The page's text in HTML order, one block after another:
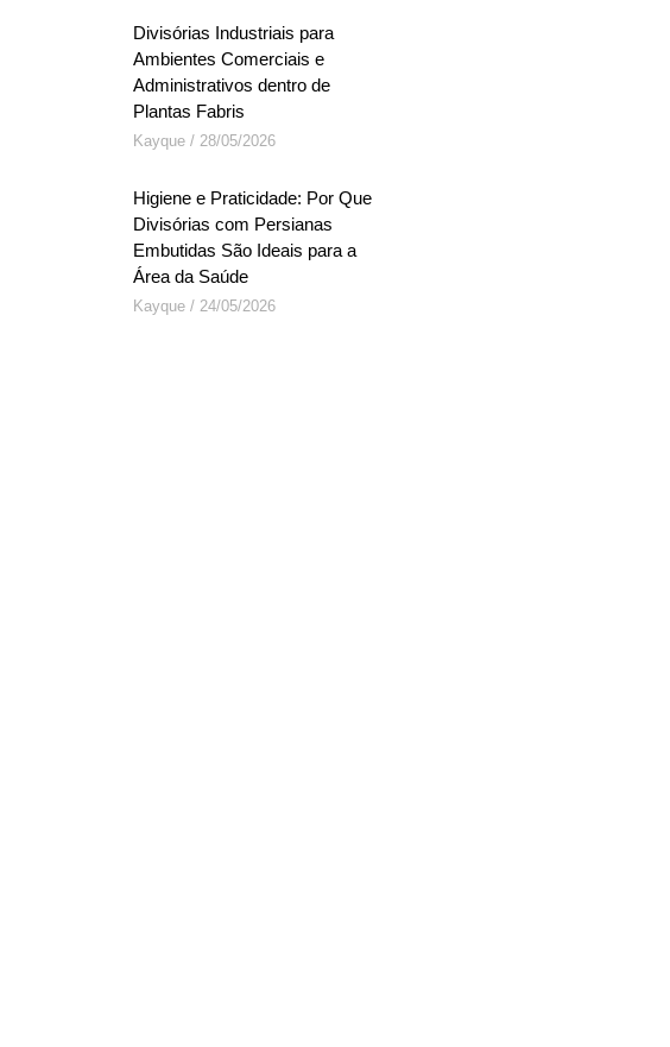
Divisórias Industriais para
Ambientes Comerciais e
Administrativos dentro de
Plantas Fabris
Kayque 28/05/2026
Higiene e Praticidade: Por Que
Divisórias com Persianas
Embutidas São Ideais para a
Área da Saúde
Kayque 24/05/2026